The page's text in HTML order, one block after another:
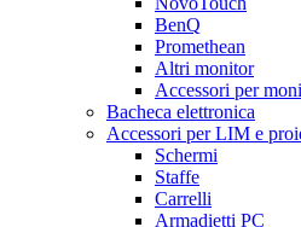
BenQ
Promethean
Altri monitor
Accessori per
Bacheca elettronica
Accessori per LIM e
Schermi
Staffe
Carrelli
Armadietti PC